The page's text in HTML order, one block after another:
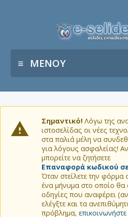
ΜΕΝΟΥ
Σημαντικό! Λόγω της
ιστοσελίδας οι νέες
στα παλιά μέλη να
για λόγους ασφαλείας!
μπορείτε να ζητήσετε
Επαναφορά κωδικού
Όταν στείλετε την φόρμα
ένα μήνυμα στο οποίο θα
οδηγίες που αναφέρει
ελέγξτε και τα
πρόβλημα, επικοινωνήστε